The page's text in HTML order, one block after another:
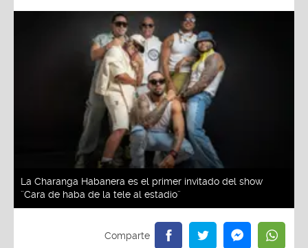
La Charanga Habanera es el primer invitado del show
¨Cara de haba de la tele al estadio¨